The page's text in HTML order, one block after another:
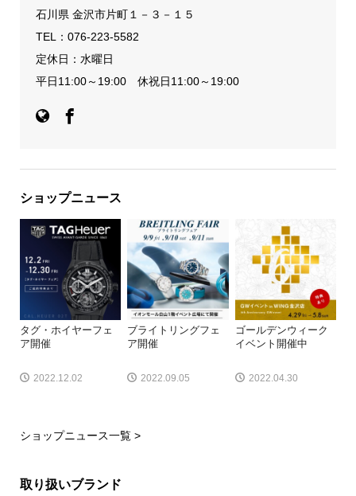
石川県 金沢市片町１－３－１５
TEL： 076-223-5582
定休日：水曜日
平日11:00～19:00 休祝日11:00～19:00
ショップニュース
タグ・ホイヤーフェ
ア開催
2022.12.02
ブライトリングフェ
ア開催
2022.09.05
ゴールデンウィーク
イベント開催中
2022.04.30
ショップニュース一覧 >
取り扱いブランド